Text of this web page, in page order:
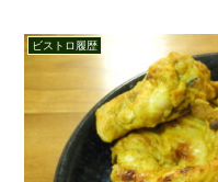
ビストロ履歴